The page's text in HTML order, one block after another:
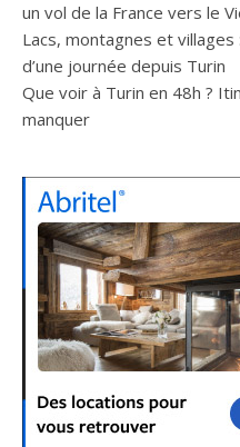
un vol de la France vers le
Lacs, montagnes et
d’une journée depuis Turin
Que voir à Turin en 48h ?
manquer